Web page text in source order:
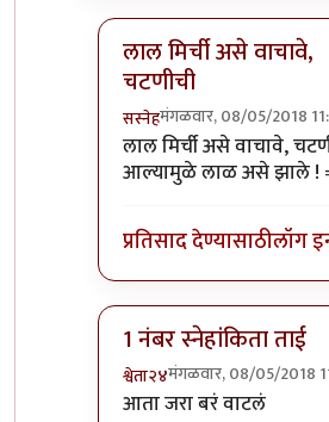
लाल मिर्ची असे वाचावे,
चटणीची
सस्नेहमंगळवार, 08/05/2018
In reply to+१byसस्नेह
लाल मिर्ची असे वाचावे,
आल्यामुळे लाळ असे झाले !
प्रतिसाद देण्यासाठीलॉग
1 नंबर स्नेहांकिता ताई
श्वेता२४मंगळवार, 08/05/2018
In reply to+१by
आता जरा बरं वाटलं